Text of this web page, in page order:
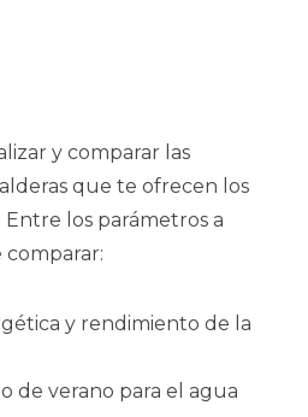
y comparar las
que te ofrecen los
los parámetros a
comparar:
y rendimiento de la
de verano para el agua